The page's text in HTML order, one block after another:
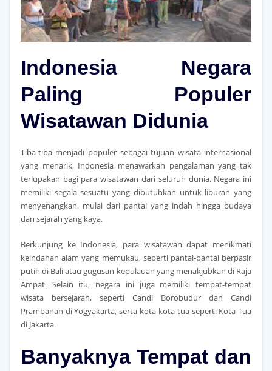
Indonesia Negara
Paling Populer
Wisatawan Didunia
Tiba-tiba menjadi populer sebagai tujuan wisata internasional
yang menarik, Indonesia menawarkan pengalaman yang tak
terlupakan bagi para wisatawan dari seluruh dunia. Negara ini
memiliki segala sesuatu yang dibutuhkan untuk liburan yang
menyenangkan, mulai dari pantai yang indah hingga budaya
dan sejarah yang kaya.
Berkunjung ke Indonesia, para wisatawan dapat menikmati
keindahan alam yang memukau, seperti pantai-pantai berpasir
putih di Bali atau gugusan kepulauan yang menakjubkan di Raja
Ampat. Selain itu, negara ini juga memiliki tempat-tempat
wisata bersejarah, seperti Candi Borobudur dan Candi
Prambanan di Yogyakarta, serta kota-kota tua seperti Kota Tua
di Jakarta.
Banyaknya Tempat dan